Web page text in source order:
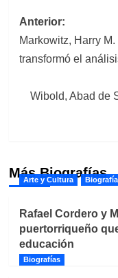
Navegación
de
Anterior:
Markowitz, Harry
transformó el
Wibold, Abad de
Más Biografías
Arte y Cultura
Rafael Cordero y
puertorriqueño
educación
Biografías